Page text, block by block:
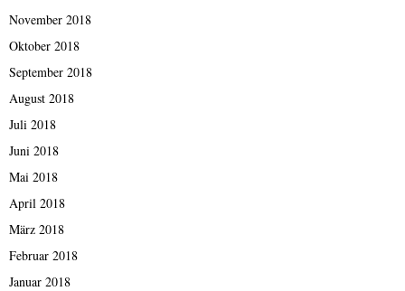
November 2018
Oktober 2018
September 2018
August 2018
Juli 2018
Juni 2018
Mai 2018
April 2018
März 2018
Februar 2018
Januar 2018